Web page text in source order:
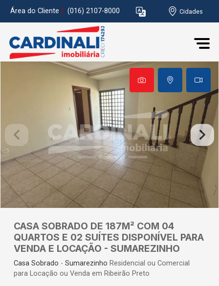
Área do Cliente (016) 2107-8000 Cidades
CASA SOBRADO DE 187M² COM 04
QUARTOS E 02 SUÍTES DISPONÍVEL PARA
VENDA E LOCAÇÃO - SUMAREZINHO
Casa Sobrado - Sumarezinho Residencial ou Comercial
para Locação ou Venda em Ribeirão Preto